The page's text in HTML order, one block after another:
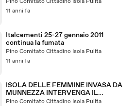
FEMMINE
11 anni fa
Italcementi 25-27 gennaio 2011
continua la fumata
Pino Comitato Cittadino Isola Pulita
11 anni fa
ISOLA DELLE FEMMINE INVASA DA
MUNNEZZA INTERVENGA IL
PREFETTO CIMG0046
Pino Comitato Cittadino Isola Pulita